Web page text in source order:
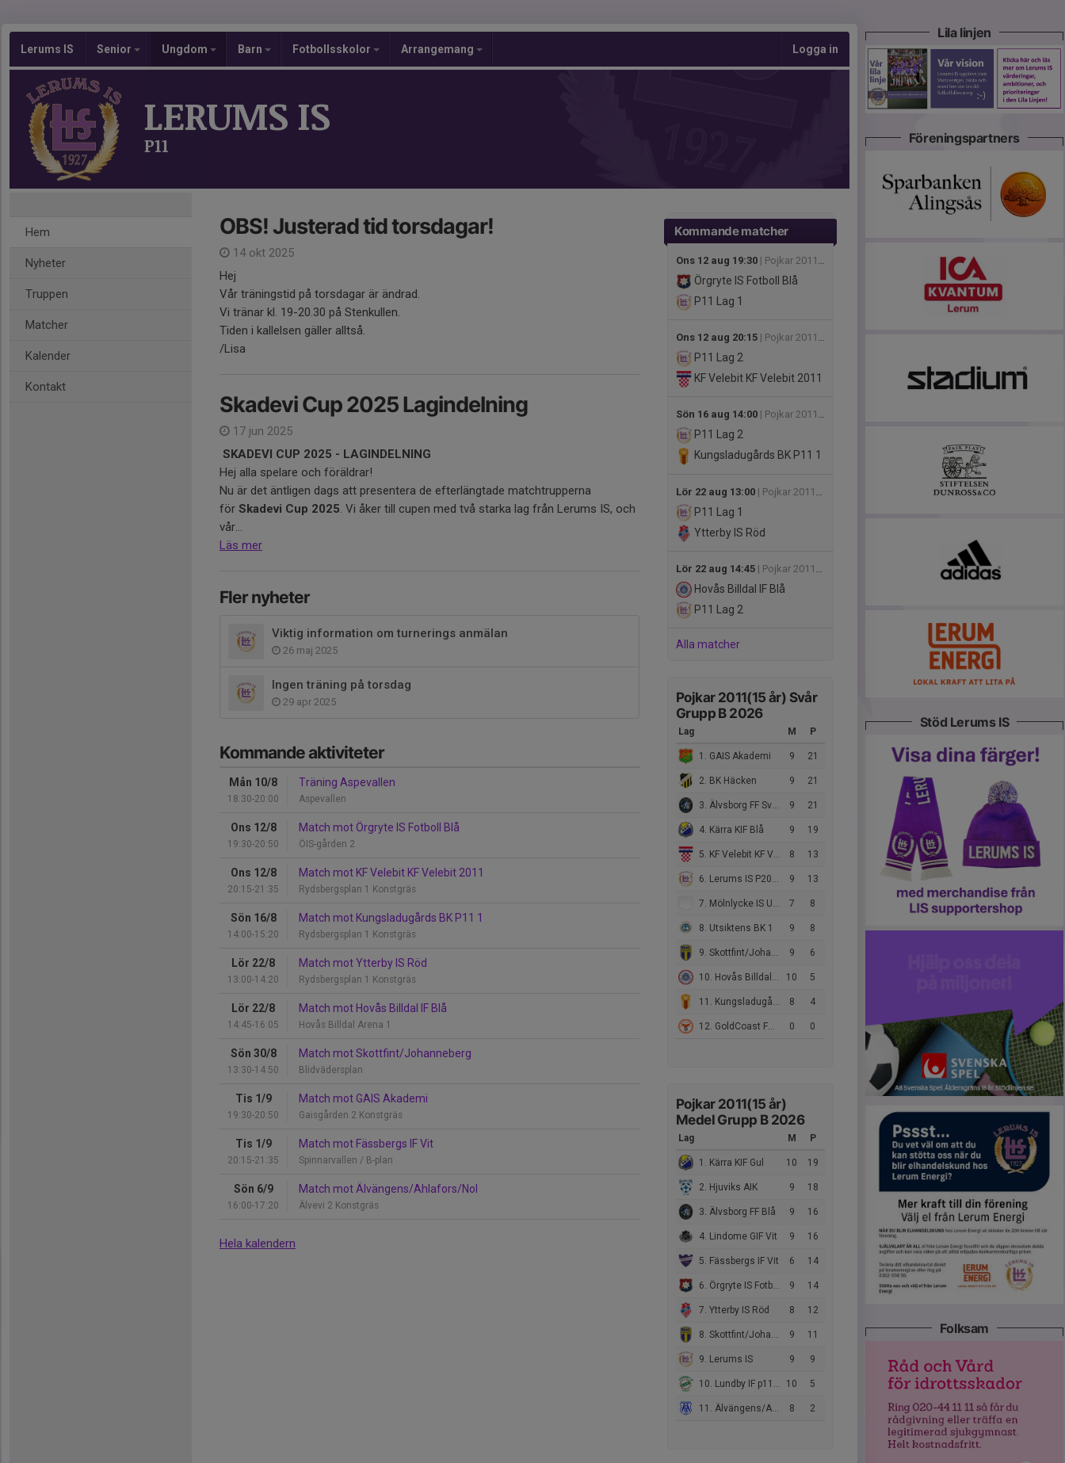
Lerums IS Senior Ungdom Barn Fotbollsskolor Arrangemang Logga in
LERUMS IS
P11
Hem
Nyheter
Truppen
Matcher
Kalender
Kontakt
Kommande matcher
Ons 12 aug 19:30 | Pojkar 2011(15 år) Medel Grupp B
Örgryte IS Fotboll Blå
P11
Lag 1
Ons 12 aug 20:15 | Pojkar 2011(15 år) Svår Grupp B
P11
Lag 2
KF Velebit KF Velebit 2011
Sön 16 aug 14:00 | Pojkar 2011(15 år) Svår Grupp B
P11 Lag 2
Kungsladugårds BK P11 1
Lör 22 aug 13:00 | Pojkar 2011(15 år) Medel Grupp B
P11 Lag 1
Ytterby IS Röd
Lör 22 aug 14:45 | Pojkar 2011(15 år) Svår Grupp B
Hovås Billdal IF Blå
P11
Lag 2
Alla matcher
Pojkar 2011(15 år) Svår
Grupp B 2026
Lag M P
1. GAIS Akademi 9 21
2. BK Häcken 9 21
3. Älvsborg FF Svart 9 21
4. Kärra KIF Blå 9 19
5. KF Velebit KF Velebit 2011 8 13
6. Lerums IS P2011 9 13
7. Mölnlycke IS Ungdom P2011 Svart 7 8
8. Utsiktens BK 1 9 8
9. Skottfint/Johanneberg 9 6
10. Hovås Billdal IF Blå 10 5
11. Kungsladugårds BK P11 1 8 4
12. GoldCoast FC gul 0 0
Pojkar 2011(15 år)
Medel Grupp B 2026
Lag M P
1. Kärra KIF Gul 10 19
2. Hjuviks AIK 9 18
3. Älvsborg FF Blå 9 16
4. Lindome GIF Vit 9 16
5. Fässbergs IF Vit 6 14
6. Örgryte IS Fotboll Blå 9 14
7. Ytterby IS Röd 8 12
8. Skottfint/Johanneberg 9 11
9. Lerums IS 9 9
10. Lundby IF p11 Grön 10 5
11. Älvängens/Ahlafors/Nol 8 2
OBS! Justerad tid torsdagar!
14 okt 2025
Hej
Vår träningstid på torsdagar är ändrad.
Vi tränar kl. 19-20.30 på Stenkullen.
Tiden i kallelsen gäller alltså.
/Lisa
Skadevi Cup 2025 Lagindelning
17 jun 2025
SKADEVI CUP 2025 - LAGINDELNING
Hej alla spelare och föräldrar!
Nu är det äntligen dags att presentera de efterlängtade matchtrupperna
för Skadevi Cup 2025. Vi åker till cupen med två starka lag från Lerums IS, och
vår...
Läs mer
Fler nyheter
Viktig information om turnerings anmälan
26 maj 2025
Ingen träning på torsdag
29 apr 2025
Kommande aktiviteter
Mån 10/8
18:30-20:00
Träning Aspevallen
Aspevallen
Ons 12/8
19:30-20:50
Match mot Örgryte IS Fotboll Blå
ÖIS-gården 2
Ons 12/8
20:15-21:35
Match mot KF Velebit KF Velebit 2011
Rydsbergsplan 1 Konstgräs
Sön 16/8
14:00-15:20
Match mot Kungsladugårds BK P11 1
Rydsbergsplan 1 Konstgräs
Lör 22/8
13:00-14:20
Match mot Ytterby IS Röd
Rydsbergsplan 1 Konstgräs
Lör 22/8
14:45-16:05
Match mot Hovås Billdal IF Blå
Hovås Billdal Arena 1
Sön 30/8
13:30-14:50
Match mot Skottfint/Johanneberg
Blidvädersplan
Tis 1/9
19:30-20:50
Match mot GAIS Akademi
Gaisgården 2 Konstgräs
Tis 1/9
20:15-21:35
Match mot Fässbergs IF Vit
Spinnarvallen / B-plan
Sön 6/9
16:00-17:20
Match mot Älvängens/Ahlafors/Nol
Älvevi 2 Konstgräs
Hela kalendern
Lila linjen
Föreningspartners
Stöd Lerums IS
Folksam